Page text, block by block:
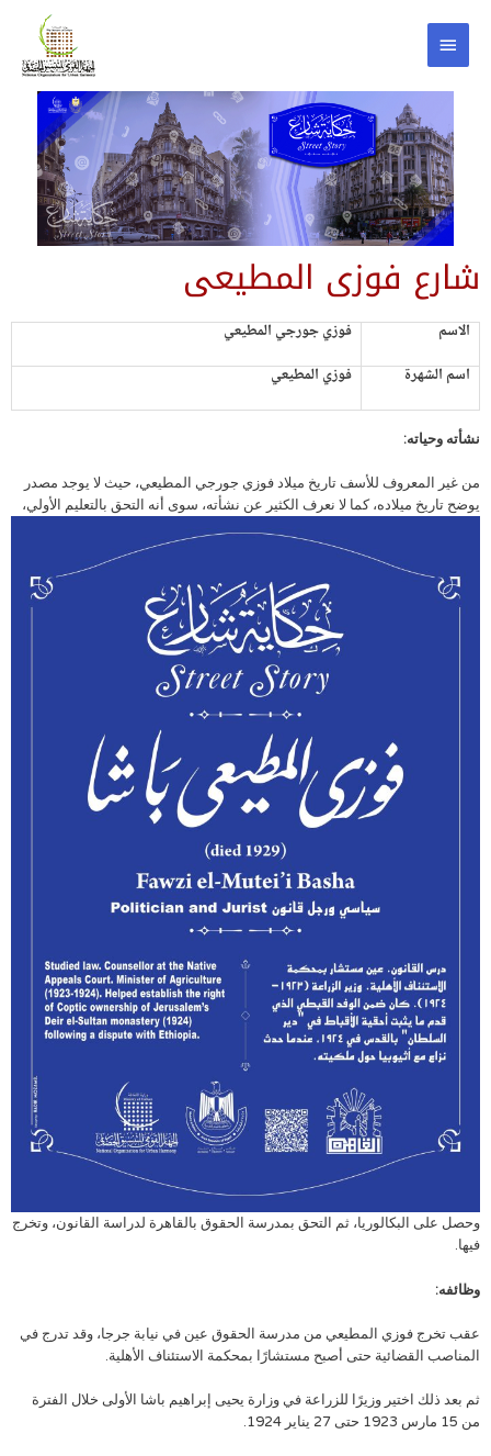
شارع فوزى المطيعى
الاسم
فوزي جورجي المطيعي
اسم الشهرة
فوزي المطيعي
نشأته وحياته:
من غير المعروف للأسف تاريخ ميلاد فوزي جورجي المطيعي، حيث لا يوجد مصدر
يوضح تاريخ ميلاده، كما لا نعرف الكثير عن نشأته، سوى أنه التحق بالتعليم الأولي،
وحصل على البكالوريا، ثم التحق بمدرسة الحقوق بالقاهرة لدراسة القانون، وتخرج
فيها.
وظائفه:
عقب تخرج فوزي المطيعي من مدرسة الحقوق عين في نيابة جرجا، وقد تدرج في
المناصب القضائية حتى أصبح مستشارًا بمحكمة الاستئناف الأهلية.
ثم بعد ذلك اختير وزيرًا للزراعة في وزارة يحيى إبراهيم باشا الأولى خلال الفترة
من 15 مارس 1923 حتى 27 يناير 1924.